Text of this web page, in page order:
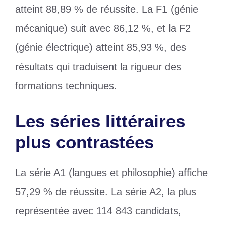
atteint 88,89 % de réussite. La F1 (génie
mécanique) suit avec 86,12 %, et la F2
(génie électrique) atteint 85,93 %, des
résultats qui traduisent la rigueur des
formations techniques.
Les séries littéraires
plus contrastées
La série A1 (langues et philosophie) affiche
57,29 % de réussite. La série A2, la plus
représentée avec 114 843 candidats,